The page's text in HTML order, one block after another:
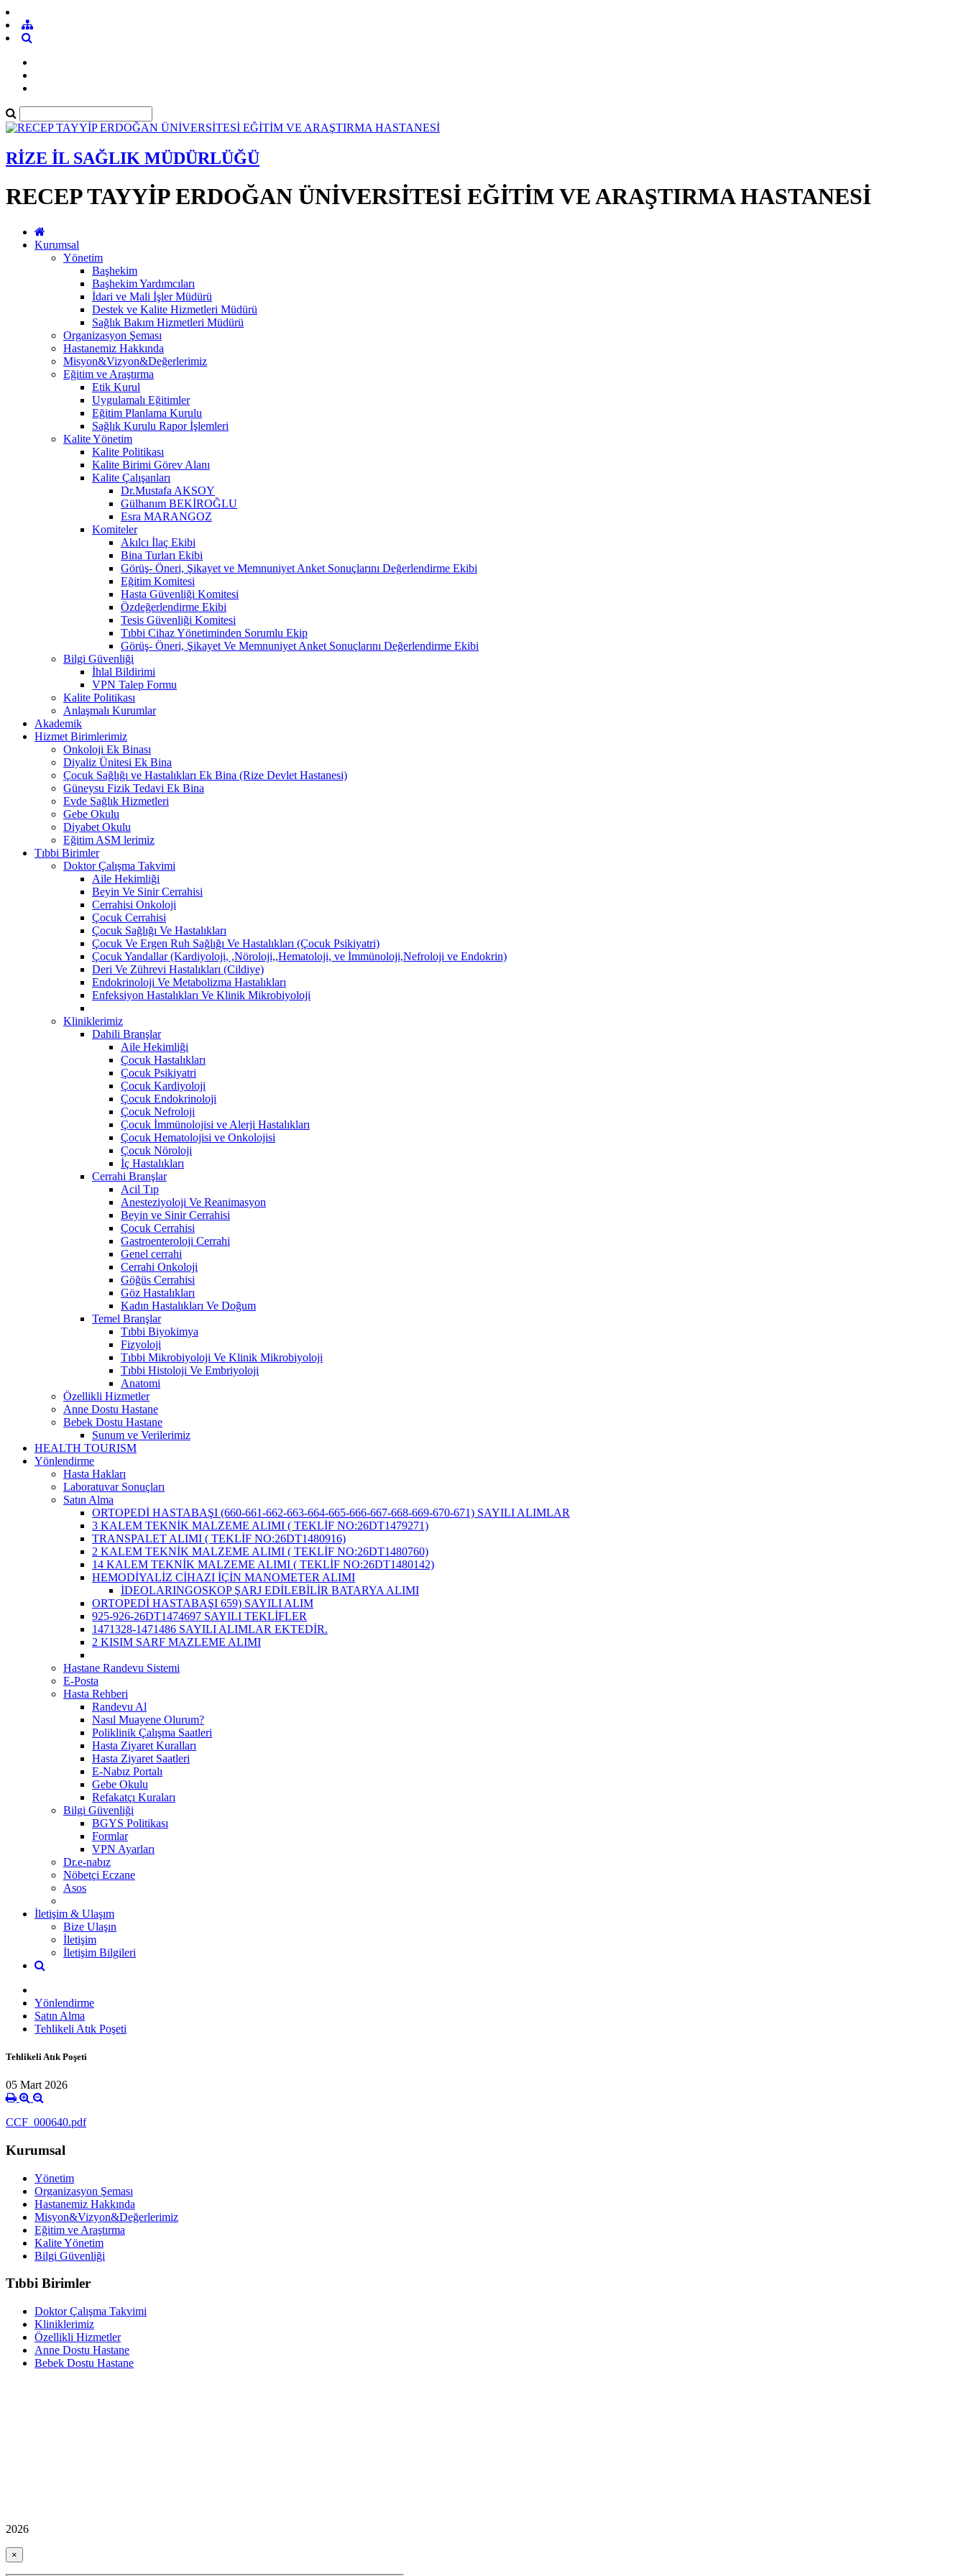
RİZE İL SAĞLIK MÜDÜRLÜĞÜ
RECEP TAYYİP ERDOĞAN ÜNİVERSİTESİ EĞİTİM VE ARAŞTIRMA HASTANESİ
Kurumsal
Yönetim
Başhekim
Başhekim Yardımcıları
İdari ve Mali İşler Müdürü
Destek ve Kalite Hizmetleri Müdürü
Sağlık Bakım Hizmetleri Müdürü
Organizasyon Şeması
Hastanemiz Hakkında
Misyon&Vizyon&Değerlerimiz
Eğitim ve Araştırma
Etik Kurul
Uygulamalı Eğitimler
Eğitim Planlama Kurulu
Sağlık Kurulu Rapor İşlemleri
Kalite Yönetim
Kalite Politikası
Kalite Birimi Görev Alanı
Kalite Çalışanları
Dr.Mustafa AKSOY
Gülhanım BEKİROĞLU
Esra MARANGOZ
Komiteler
Akılcı İlaç Ekibi
Bina Turları Ekibi
Görüş- Öneri, Şikayet ve Memnuniyet Anket Sonuçlarını Değerlendirme Ekibi
Eğitim Komitesi
Hasta Güvenliği Komitesi
Özdeğerlendirme Ekibi
Tesis Güvenliği Komitesi
Tıbbi Cihaz Yönetiminden Sorumlu Ekip
Görüş- Öneri, Şikayet Ve Memnuniyet Anket Sonuçlarını Değerlendirme Ekibi
Bilgi Güvenliği
İhlal Bildirimi
VPN Talep Formu
Kalite Politikası
Anlaşmalı Kurumlar
Akademik
Hizmet Birimlerimiz
Onkoloji Ek Binası
Diyaliz Ünitesi Ek Bina
Çocuk Sağlığı ve Hastalıkları Ek Bina (Rize Devlet Hastanesi)
Güneysu Fizik Tedavi Ek Bina
Evde Sağlık Hizmetleri
Gebe Okulu
Diyabet Okulu
Eğitim ASM lerimiz
Tıbbi Birimler
Doktor Çalışma Takvimi
Aile Hekimliği
Beyin Ve Sinir Cerrahisi
Cerrahisi Onkoloji
Çocuk Cerrahisi
Çocuk Sağlığı Ve Hastalıkları
Çocuk Ve Ergen Ruh Sağlığı Ve Hastalıkları (Çocuk Psikiyatri)
Çocuk Yandallar (Kardiyoloji, ,Nöroloji,,Hematoloji, ve İmmünoloji,Nefroloji ve Endokrin)
Deri Ve Zührevi Hastalıkları (Cildiye)
Endokrinoloji Ve Metabolizma Hastalıkları
Enfeksiyon Hastalıkları Ve Klinik Mikrobiyoloji
Kliniklerimiz
Dahili Branşlar
Aile Hekimliği
Çocuk Hastalıkları
Çocuk Psikiyatri
Çocuk Kardiyoloji
Çocuk Endokrinoloji
Çocuk Nefroloji
Çocuk İmmünolojisi ve Alerji Hastalıkları
Çocuk Hematolojisi ve Onkolojisi
Çocuk Nöroloji
İç Hastalıkları
Cerrahi Branşlar
Acil Tıp
Anesteziyoloji Ve Reanimasyon
Beyin ve Sinir Cerrahisi
Çocuk Cerrahisi
Gastroenteroloji Cerrahi
Genel cerrahi
Cerrahi Onkoloji
Göğüs Cerrahisi
Göz Hastalıkları
Kadın Hastalıkları Ve Doğum
Temel Branşlar
Tıbbi Biyokimya
Fizyoloji
Tıbbi Mikrobiyoloji Ve Klinik Mikrobiyoloji
Tıbbi Histoloji Ve Embriyoloji
Anatomi
Özellikli Hizmetler
Anne Dostu Hastane
Bebek Dostu Hastane
Sunum ve Verilerimiz
HEALTH TOURISM
Yönlendirme
Hasta Hakları
Laboratuvar Sonuçları
Satın Alma
ORTOPEDİ HASTABAŞI (660-661-662-663-664-665-666-667-668-669-670-671) SAYILI ALIMLAR
3 KALEM TEKNİK MALZEME ALIMI ( TEKLİF NO:26DT1479271)
TRANSPALET ALIMI ( TEKLİF NO:26DT1480916)
2 KALEM TEKNİK MALZEME ALIMI ( TEKLİF NO:26DT1480760)
14 KALEM TEKNİK MALZEME ALIMI ( TEKLİF NO:26DT1480142)
HEMODİYALİZ CİHAZI İÇİN MANOMETER ALIMI
İDEOLARINGOSKOP ŞARJ EDİLEBİLİR BATARYA ALIMI
ORTOPEDİ HASTABAŞI 659) SAYILI ALIM
925-926-26DT1474697 SAYILI TEKLİFLER
1471328-1471486 SAYILI ALIMLAR EKTEDİR.
2 KISIM SARF MAZLEME ALIMI
Hastane Randevu Sistemi
E-Posta
Hasta Rehberi
Randevu Al
Nasıl Muayene Olurum?
Poliklinik Çalışma Saatleri
Hasta Ziyaret Kuralları
Hasta Ziyaret Saatleri
E-Nabız Portalı
Gebe Okulu
Refakatçı Kuraları
Bilgi Güvenliği
BGYS Politikası
Formlar
VPN Ayarları
Dr.e-nabız
Nöbetçi Eczane
Asos
İletişim & Ulaşım
Bize Ulaşın
İletişim
İletişim Bilgileri
Yönlendirme
Satın Alma
Tehlikeli Atık Poşeti
Tehlikeli Atık Poşeti
05 Mart 2026
CCF_000640.pdf
Kurumsal
Yönetim
Organizasyon Şeması
Hastanemiz Hakkında
Misyon&Vizyon&Değerlerimiz
Eğitim ve Araştırma
Kalite Yönetim
Bilgi Güvenliği
Tıbbi Birimler
Doktor Çalışma Takvimi
Kliniklerimiz
Özellikli Hizmetler
Anne Dostu Hastane
Bebek Dostu Hastane
2026
×